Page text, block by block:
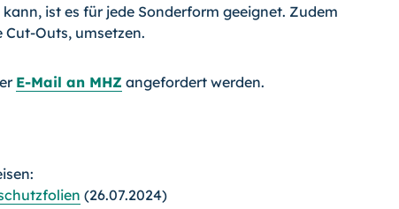
ist es für jede Sonderform geeignet. Zudem
Outs, umsetzen.
E-Mail an MHZ angefordert werden.
(26.07.2024)